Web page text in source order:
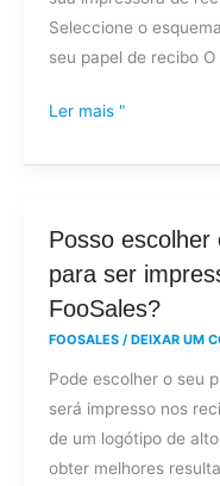
Seleccione o
seu papel de recibo O
Ler mais "
Posso escolher
para ser
FooSales?
FOOSALES / DEIXAR UM
Pode escolher o seu
será impresso nos
de um logótipo de
obter melhores
Posso
escolher
logótipo
para
ser
impresso